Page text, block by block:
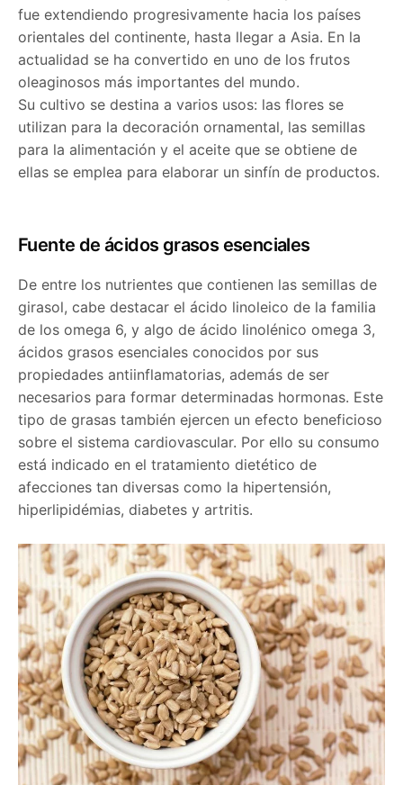
fue extendiendo progresivamente hacia los países
orientales del continente, hasta llegar a Asia. En la
actualidad se ha convertido en uno de los frutos
oleaginosos más importantes del mundo.
Su cultivo se destina a varios usos: las flores se
utilizan para la decoración ornamental, las semillas
para la alimentación y el aceite que se obtiene de
ellas se emplea para elaborar un sinfín de productos.
Fuente de ácidos grasos esenciales
De entre los nutrientes que contienen las semillas de
girasol, cabe destacar el ácido linoleico de la familia
de los omega 6, y algo de ácido linolénico omega 3,
ácidos grasos esenciales conocidos por sus
propiedades antiinflamatorias, además de ser
necesarios para formar determinadas hormonas. Este
tipo de grasas también ejercen un efecto beneficioso
sobre el sistema cardiovascular. Por ello su consumo
está indicado en el tratamiento dietético de
afecciones tan diversas como la hipertensión,
hiperlipidémias, diabetes y artritis.